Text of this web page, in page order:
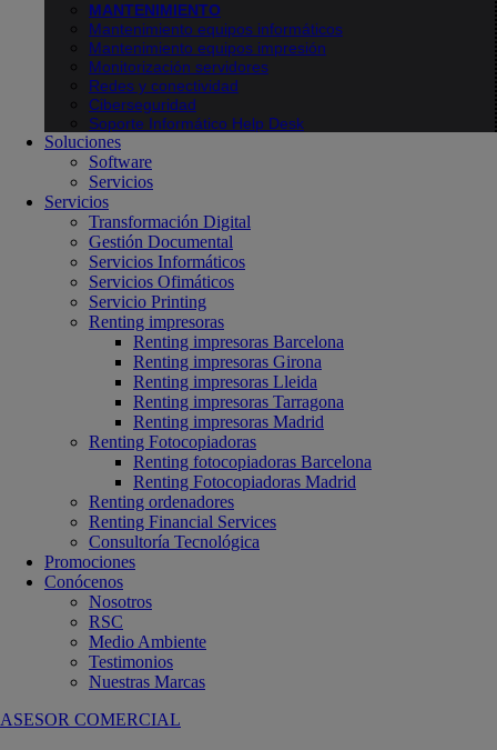
MANTENIMIENTO
Mantenimiento equipos informáticos
Mantenimiento equipos impresión
Monitorización servidores
Redes y conectividad
Ciberseguridad
Soporte Informático Help Desk
Soluciones
Software
Servicios
Servicios
Transformación Digital
Gestión Documental
Servicios Informáticos
Servicios Ofimáticos
Servicio Printing
Renting impresoras
Renting impresoras Barcelona
Renting impresoras Girona
Renting impresoras Lleida
Renting impresoras Tarragona
Renting impresoras Madrid
Renting Fotocopiadoras
Renting fotocopiadoras Barcelona
Renting Fotocopiadoras Madrid
Renting ordenadores
Renting Financial Services
Consultoría Tecnológica
Promociones
Conócenos
Nosotros
RSC
Medio Ambiente
Testimonios
Nuestras Marcas
ASESOR COMERCIAL